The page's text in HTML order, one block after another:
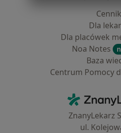
Cennik
Dla
Dla placówek
Noa Notes
Baza
Centrum Pomocy
ZnanyLekarz
ul.